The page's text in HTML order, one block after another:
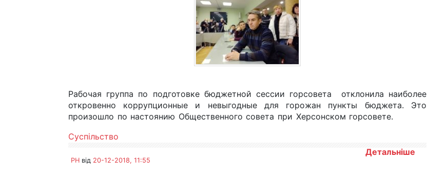
Рабочая группа по подготовке бюджетной сессии горсовета отклонила наиболее
откровенно коррупционные и невыгодные для горожан пункты бюджета. Это
произошло по настоянию Общественного совета при Херсонском горсовете.
Суспільство
Детальніше
PH від 20-12-2018, 11:55